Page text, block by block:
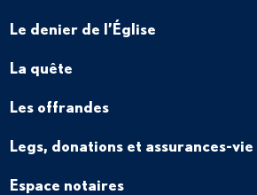
Le denier de l’Église
La quête
Les offrandes
Legs, donations et assurances-vie
Espace notaires